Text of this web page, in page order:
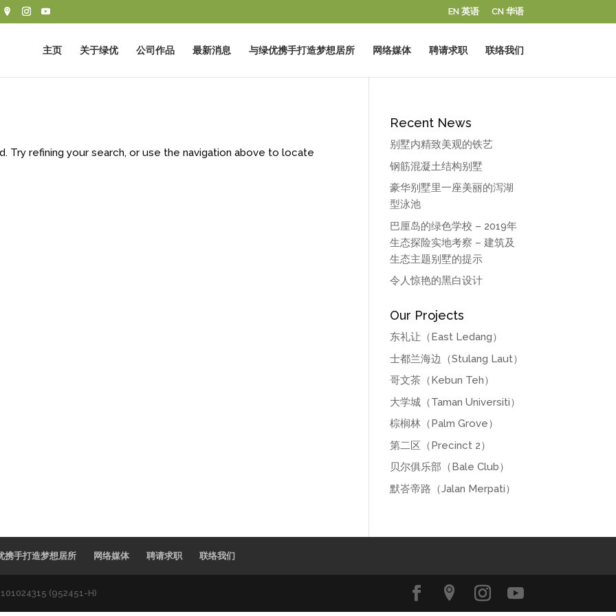
EN 英语 CN 华语
主页 关于绿优 公司作品 最新消息 与绿优携手打造梦想居所 网络媒体 聘请求职 联络我们
refining your search, or use the navigation above to locate
Recent News
别墅内精致美观的铁艺
钢筋混凝土结构别墅
豪华别墅里一座美丽的泻湖
型泳池
巴厘岛的绿色学校 – 2019年
生态探险实地考察 – 建筑及
生态主题别墅的提示
令人惊艳的黑白设计
Our Projects
东礼让（East Ledang）
士都兰海边（Stulang Laut）
哥文茶（Kebun Teh）
大学城（Taman Universiti）
棕榈林（Palm Grove）
第二区（Precinct 2）
贝尔俱乐部（Bale Club）
默峇帝路（Jalan Merpati）
携手打造梦想居所 网络媒体 聘请求职 联络我们
(952451-H)